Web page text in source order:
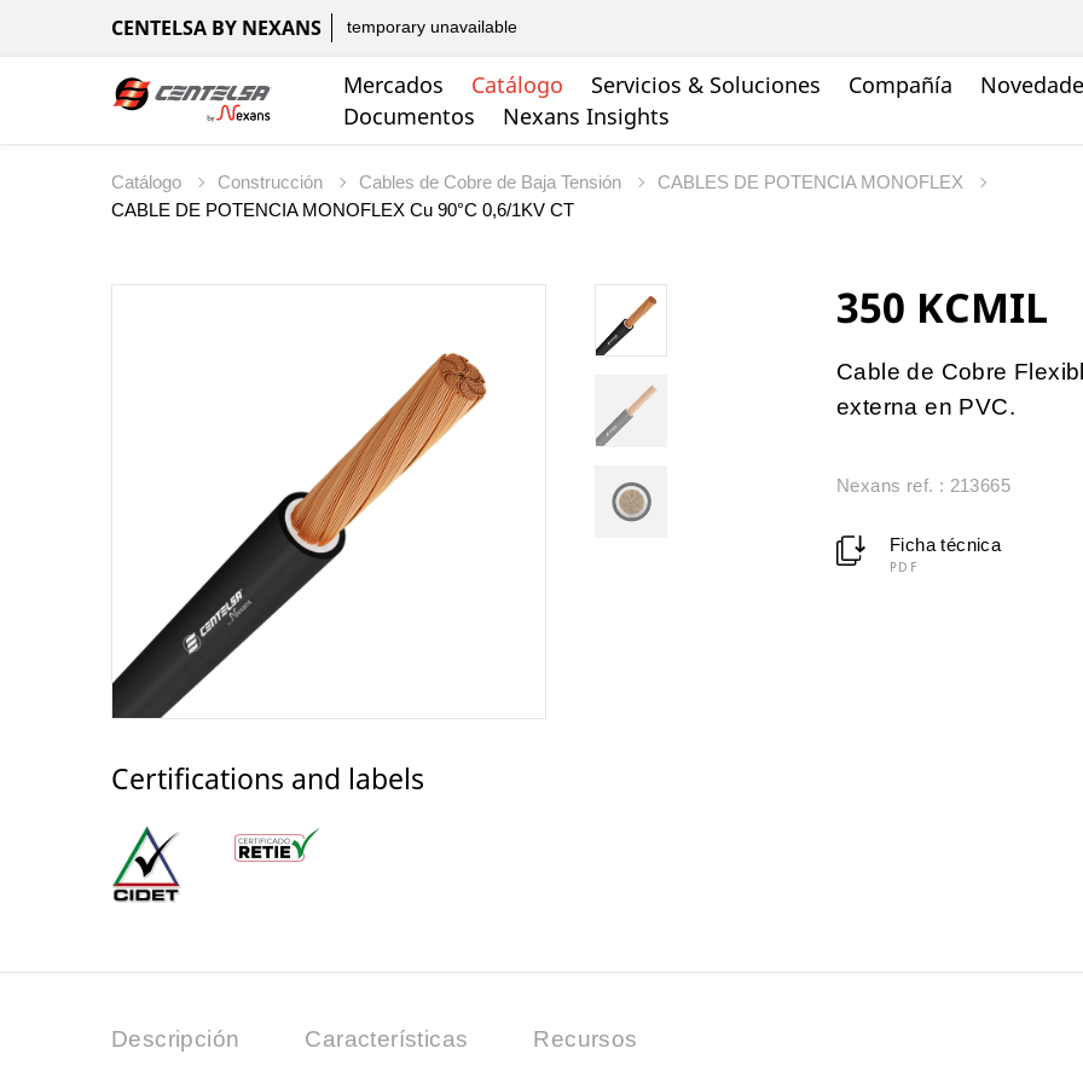
CENTELSA BY NEXANS temporary unavailable
Mercados Catálogo Servicios & Soluciones Compañía
Documentos
Nexans Insights
Catálogo Construcción Cables de Cobre de Baja Tensión
CABLES DE POTENCIA MONOFLEX
CABLE DE POTENCIA MONOFLEX Cu 90°C 0,6/1KV CT
Certifications and labels
350 KCMIL
Cable de Cobre
externa en PVC.
Nexans ref. : 213665
Ficha técnica
PDF
Descripción Características Recursos